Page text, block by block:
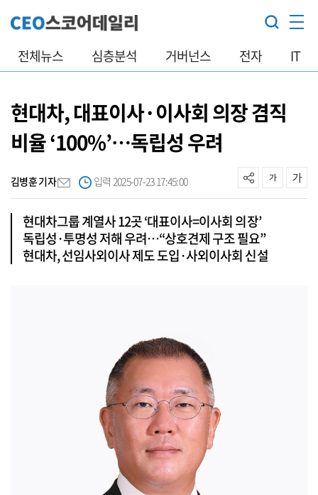
전체뉴스 심층분석 거버넌스 전자 IT
현대차, 대표이사·이사회 의장 겸직
비율 ‘100%’…독립성 우려
김병훈 기자 입력 2025-07-23 17:45:00
현대차그룹 계열사 12곳 ‘대표이사=이사회 의장’
독립성·투명성 저해 우려…“상호견제 구조 필요”
현대차, 선임사외이사 제도 도입·사외이사회 신설